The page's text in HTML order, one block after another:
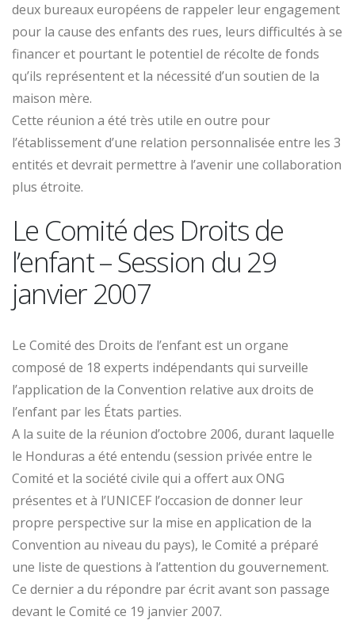
deux bureaux européens de rappeler leur engagement
pour la cause des enfants des rues, leurs difficultés à se
financer et pourtant le potentiel de récolte de fonds
qu’ils représentent et la nécessité d’un soutien de la
maison mère.
Cette réunion a été très utile en outre pour
l’établissement d’une relation personnalisée entre les 3
entités et devrait permettre à l’avenir une collaboration
plus étroite.
Le Comité des Droits de
l’enfant – Session du 29
janvier 2007
Le Comité des Droits de l’enfant est un organe
composé de 18 experts indépendants qui surveille
l’application de la Convention relative aux droits de
l’enfant par les États parties.
A la suite de la réunion d’octobre 2006, durant laquelle
le Honduras a été entendu (session privée entre le
Comité et la société civile qui a offert aux ONG
présentes et à l’UNICEF l’occasion de donner leur
propre perspective sur la mise en application de la
Convention au niveau du pays), le Comité a préparé
une liste de questions à l’attention du gouvernement.
Ce dernier a du répondre par écrit avant son passage
devant le Comité ce 19 janvier 2007.